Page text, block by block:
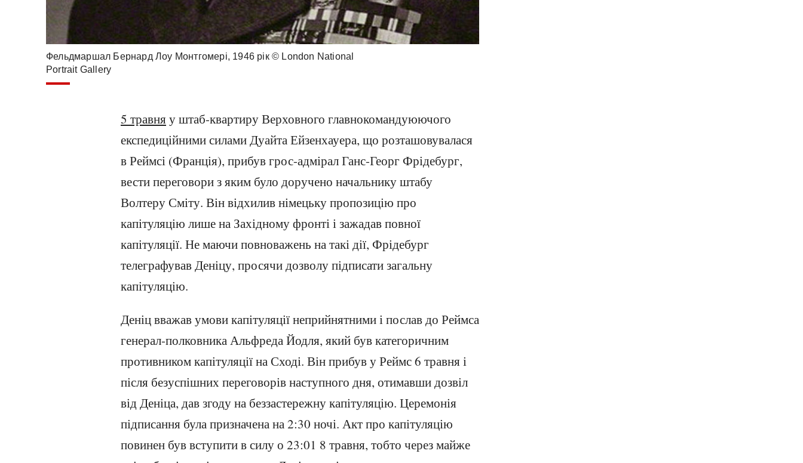
Фельдмаршал Бернард Лоу Монтгомері, 1946 рік © London National
Portrait Gallery
5 травняу штаб-квартиру Верховного главнокомандуюючого
експедиційними силами Дуайта Ейзенхауера, що розташовувалася
в Реймсі (Франція), прибув грос-адмірал Ганс-Георг Фрідебург,
вести переговори з яким було доручено начальнику штабу
Волтеру Сміту. Він відхилив німецьку пропозицію про
капітуляцію лише на Західному фронті і зажадав повної
капітуляції. Не маючи повноважень на такі дії, Фрідебург
телеграфував Деніцу, просячи дозволу підписати загальну
капітуляцію.
Деніц вважав умови капітуляції неприйнятними і послав до Реймса
генерал-полковника Альфреда Йодля, який був категоричним
противником капітуляції на Сході. Він прибув у Реймс 6 травня і
після безуспішних переговорів наступного дня, отимавши дозвіл
від Деніца, дав згоду на беззастережну капітуляцію. Церемонія
підписання була призначена на 2:30 ночі. Акт про капітуляцію
повинен був вступити в силу о 23:01 8 травня, тобто через майже